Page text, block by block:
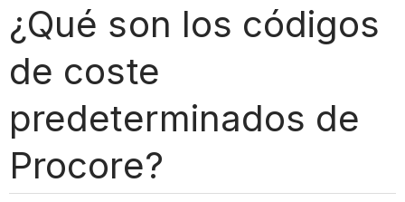
¿Qué son los códigos
de coste
predeterminados de
Procore?